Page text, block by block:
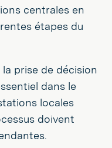
centrales en
étapes du
prise de décision
dans le
locales
doivent